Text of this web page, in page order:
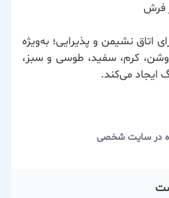
فرش
اتاق نشیمن و پذیرایی؛ به‌ویژه
روشن، کرم، سفید، طوسی و سبز،
ایجاد می‌کند.
در سایت شخصی